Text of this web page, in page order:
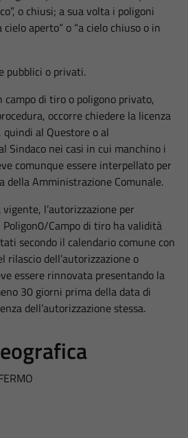
o chiusi; a sua volta i poligoni
cielo aperto” o “a cielo chiuso o in
pubblici o privati.
di tiro o poligono privato,
occorre chiedere la licenza
quindi al Questore o al
Sindaco nei casi in cui manchino i
comunque essere interpellato per
della Amministrazione Comunale.
l’autorizzazione per
Poligon0/Campo di tiro ha validità
secondo il calendario comune con
rilascio dell’autorizzazione o
essere rinnovata presentando la
30 giorni prima della data di
dell’autorizzazione stessa.